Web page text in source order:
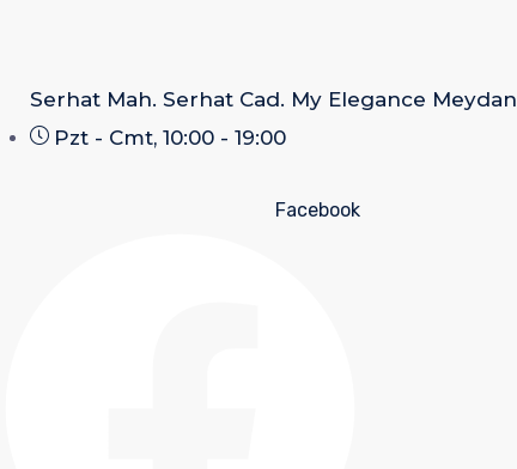
Serhat Mah. Serhat Cad. My Elegance
Pzt - Cmt, 10:00 - 19:00
Facebook